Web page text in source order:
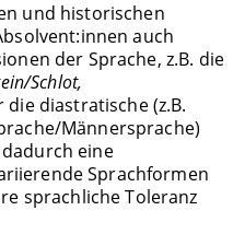
und historischen
auch
der Sprache, z.B. die
Schlot,
die diastratische (z.B.
Männersprache)
eine
Sprachformen
sprachliche Toleranz